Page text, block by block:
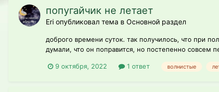
попугайчик не летает
Eri опубликовал тема в Основной раздел
доброго времени суток. так получилось, что при
думали, что он поправится, но постепенно совсем
9 октября, 2022 1 ответ волнистые